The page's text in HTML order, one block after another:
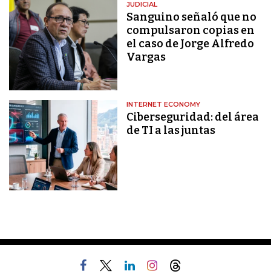
JUDICIAL
Sanguino señaló que no
compulsaron copias en
el caso de Jorge Alfredo
Vargas
INTERNET ECONOMY
Ciberseguridad: del área
de TI a las juntas